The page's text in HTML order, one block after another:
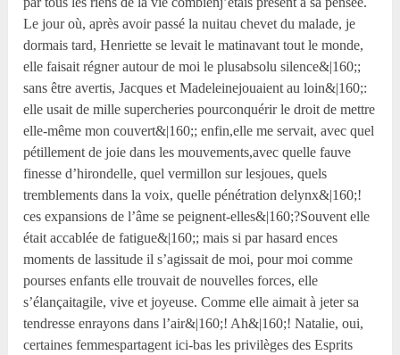
Le jour où, après avoir passé la nuitau chevet du malade, je
dormais tard, Henriette se levait le matinavant tout le monde,
elle faisait régner autour de moi le plusabsolu silence&|160;;
sans être avertis, Jacques et Madeleinejouaient au loin&|160;:
elle usait de mille supercheries pourconquérir le droit de mettre
elle-même mon couvert&|160;; enfin,elle me servait, avec quel
pétillement de joie dans les mouvements,avec quelle fauve
finesse d’hirondelle, quel vermillon sur lesjoues, quels
tremblements dans la voix, quelle pénétration delynx&|160;!
ces expansions de l’âme se peignent-elles&|160;?Souvent elle
était accablée de fatigue&|160;; mais si par hasard ences
moments de lassitude il s’agissait de moi, pour moi comme
pourses enfants elle trouvait de nouvelles forces, elle
s’élançaitagile, vive et joyeuse. Comme elle aimait à jeter sa
tendresse enrayons dans l’air&|160;! Ah&|160;! Natalie, oui,
certaines femmespartagent ici-bas les privilèges des Esprits